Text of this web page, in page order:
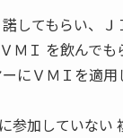
してもらい、
Ｉ を飲んでも
にＶＭＩを適
参加していない